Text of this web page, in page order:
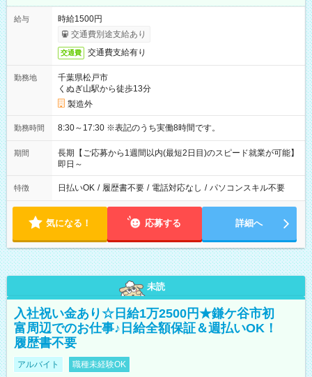
給与
時給1500円
交通費別途支給あり
交通費 交通費支給有り
勤務地
千葉県松戸市
くぬぎ山駅から徒歩13分
製造外
勤務時間 8:30～17:30 ※表記のうち実働8時間です。
期間
長期【ご応募から1週間以内(最短2日目)のスピード就業が可能】
即日～
特徴 日払いOK / 履歴書不要 / 電話対応なし / パソコンスキル不要
気になる！ 応募する 詳細へ
未読
入社祝い金あり☆日給1万2500円★鎌ケ谷市初
富周辺でのお仕事♪日給全額保証＆週払いOK！
履歴書不要
アルバイト 職種未経験OK